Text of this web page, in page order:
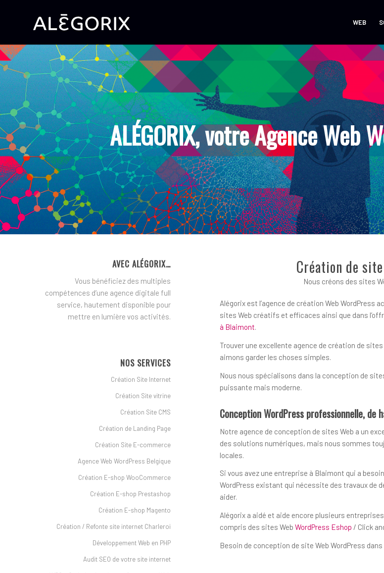
WEB
ALÉGORIX, votre Agence Web
Création de
Nous créons des sites
Alégorix est l’agence de création Web
sites Web créatifs et efficaces ainsi que dans
à Blaimont.
Trouver une excellente agence de création de
aimons garder les choses simples.
Nous nous spécialisons dans la conception de
puissante mais moderne.
Conception WordPress professionnelle,
Notre agence de conception de sites Web a un
des solutions numériques, mais nous sommes
locales.
Si vous avez une entreprise à Blaimont qui a
WordPress existant qui nécessite des travaux de
aider.
Alégorix a aidé et aide encore plusieurs
compris des sites Web WordPress Eshop / Click
Besoin de conception de site Web WordPress
AVEC ALÉGORIX…
Vous bénéficiez des multiples
compétences d’une agence digitale full
service, hautement disponible pour
mettre en lumière vos activités.
NOS SERVICES
Création Site Internet
Création Site vitrine
Création Site CMS
Création de Landing Page
Création Site E-commerce
Agence Web WordPress Belgique
Création E-shop WooCommerce
Création E-shop Prestashop
Création E-shop Magento
Création / Refonte site internet Charleroi
Développement Web en PHP
Audit SEO de votre site internet